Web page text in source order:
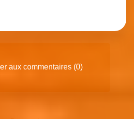
aux commentaires (0)